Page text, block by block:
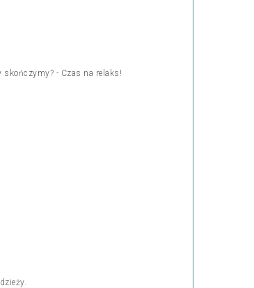
- Czas na relaks!